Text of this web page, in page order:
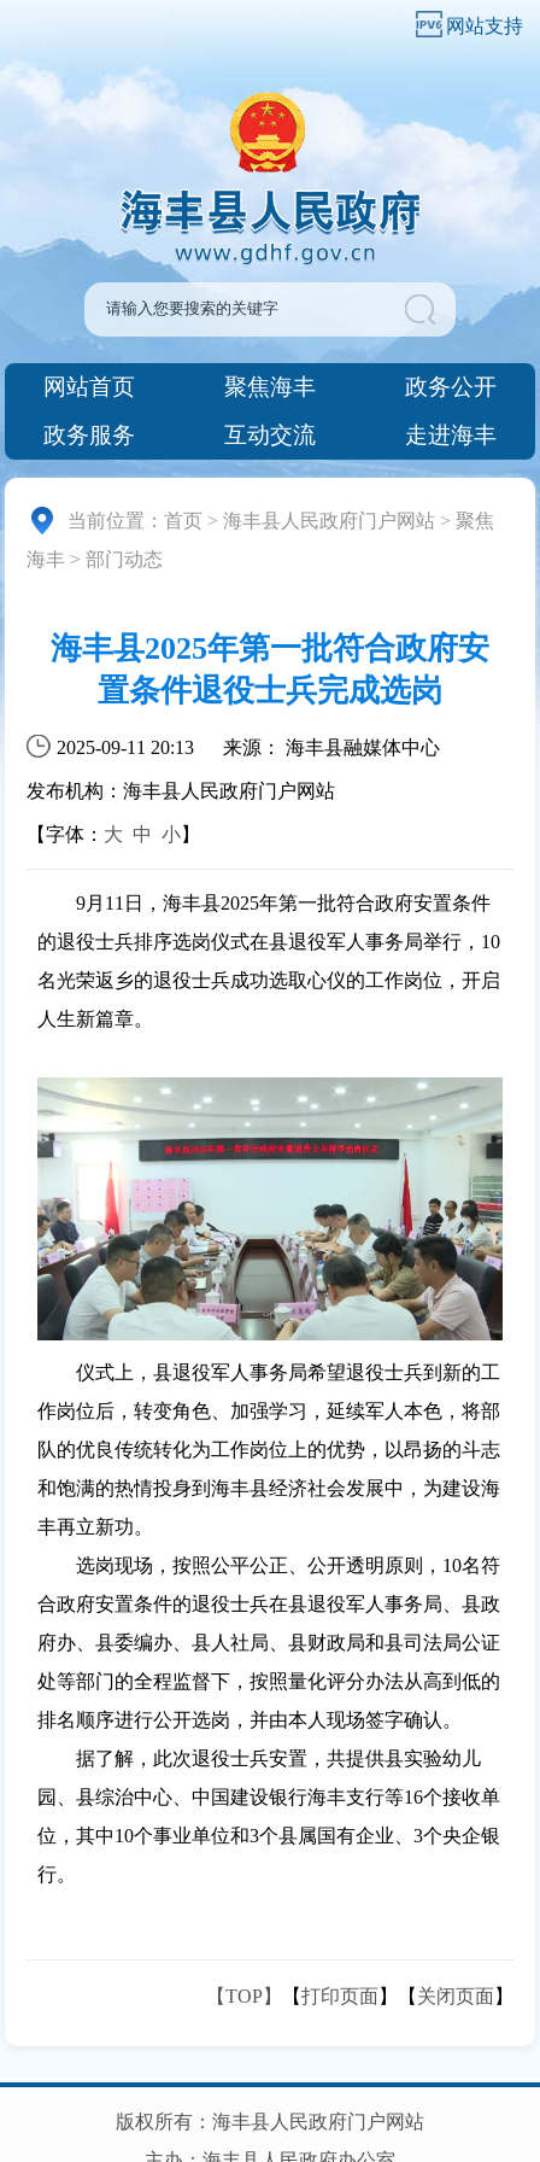
网站支持
网站首页 聚焦海丰
政务公开
政务服务
互动交流 走进海丰
当前位置：首页 >海丰县人民政府门户网站 >聚焦
海丰 >部门动态
海丰县2025年第一批符合政府安
置条件退役士兵完成选岗
2025-09-11 20:13 来源： 海丰县融媒体中心
发布机构：海丰县人民政府门户网站
【字体： 大 中 小】
9月11日，海丰县2025年第一批符合政府安置条件
的退役士兵排序选岗仪式在县退役军人事务局举行，10
名光荣返乡的退役士兵成功选取心仪的工作岗位，开启
人生新篇章。
仪式上，县退役军人事务局希望退役士兵到新的工
作岗位后，转变角色、加强学习，延续军人本色，将部
队的优良传统转化为工作岗位上的优势，以昂扬的斗志
和饱满的热情投身到海丰县经济社会发展中，为建设海
丰再立新功。
选岗现场，按照公平公正、公开透明原则，10名符
合政府安置条件的退役士兵在县退役军人事务局、县政
府办、县委编办、县人社局、县财政局和县司法局公证
处等部门的全程监督下，按照量化评分办法从高到低的
排名顺序进行公开选岗，并由本人现场签字确认。
据了解，此次退役士兵安置，共提供县实验幼儿
园、县综治中心、中国建设银行海丰支行等16个接收单
位，其中10个事业单位和3个县属国有企业、3个央企银
行。
【TOP】 【打印页面】【 关闭页面】
版权所有：海丰县人民政府门户网站